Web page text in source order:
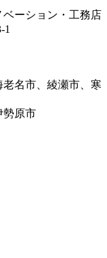
ーション・工務店
1
名市、綾瀬市、寒
勢原市